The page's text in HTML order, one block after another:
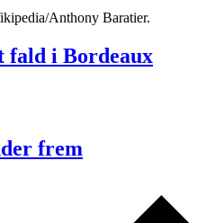
i Bordeaux
frem